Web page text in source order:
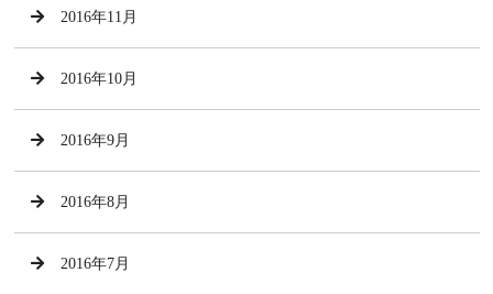
2016年11月
2016年10月
2016年9月
2016年8月
2016年7月